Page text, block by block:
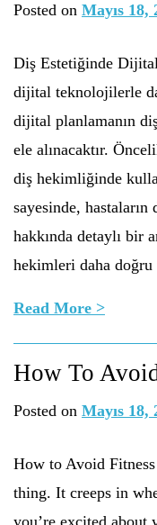
Posted on Mayıs 18,
Diş Estetiğinde
dijital teknolojilerle
dijital planlamanın
ele alınacaktır.
diş hekimliğinde
sayesinde,
hakkında detaylı bir
hekimleri daha
Read More >
How To
Posted on Mayıs 18,
How to Avoid
thing. It creeps in
you’re excited about